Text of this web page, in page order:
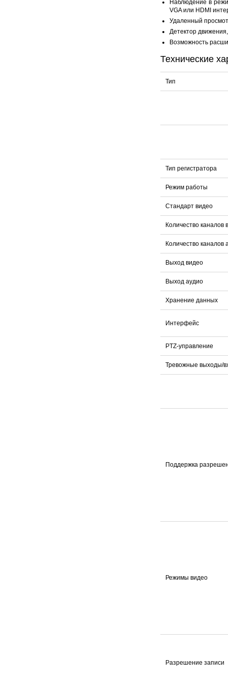
Наблюдение в
VGA или HDMI
Удаленный
Детектор
Возможность
Технические
Тип
Тип регистратора
Режим работы
Стандарт видео
Количество каналов
Количество каналов
Выход видео
Выход аудио
Хранение данных
Интерфейс
PTZ-управление
Тревожные выходы/
Поддержка
Режимы видео
Разрешение записи